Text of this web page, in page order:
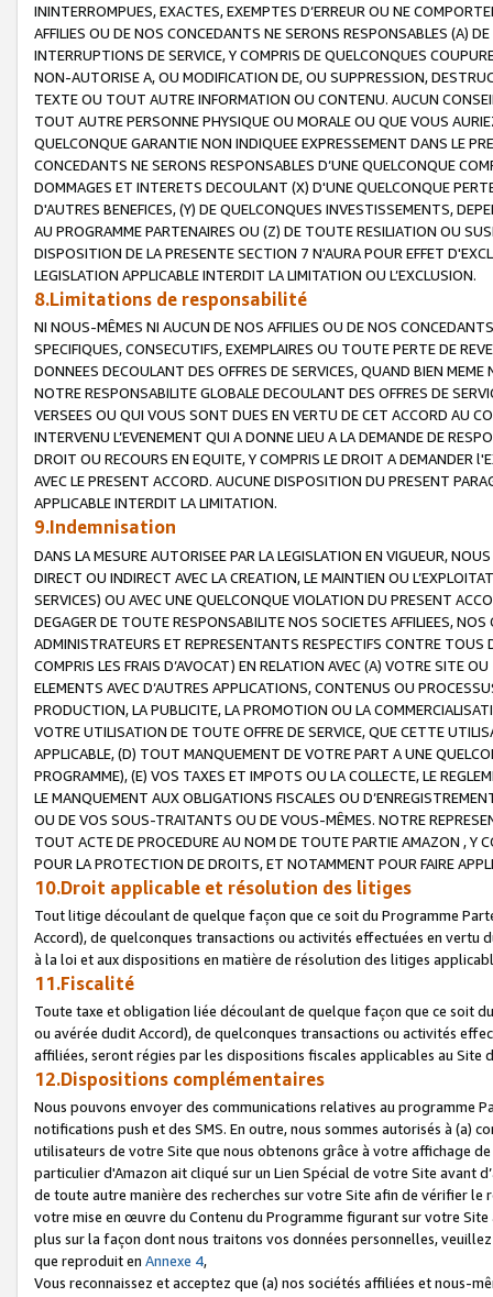
ININTERROMPUES, EXACTES, EXEMPTES D’ERREUR OU NE
AFFILIES OU DE NOS CONCEDANTS NE SERONS RESPONSABLES (A)
INTERRUPTIONS DE SERVICE, Y COMPRIS DE QUELCONQUES
NON-AUTORISE A, OU MODIFICATION DE, OU SUPPRESSION,
TEXTE OU TOUT AUTRE INFORMATION OU CONTENU. AUCUN
TOUT AUTRE PERSONNE PHYSIQUE OU MORALE OU QUE VOUS
QUELCONQUE GARANTIE NON INDIQUEE EXPRESSEMENT DANS LE
CONCEDANTS NE SERONS RESPONSABLES D’UNE QUELCONQUE
DOMMAGES ET INTERETS DECOULANT (X) D'UNE QUELCONQUE
D'AUTRES BENEFICES, (Y) DE QUELCONQUES INVESTISSEMENTS,
AU PROGRAMME PARTENAIRES OU (Z) DE TOUTE RESILIATION OU
DISPOSITION DE LA PRESENTE SECTION 7 N'AURA POUR EFFET
LEGISLATION APPLICABLE INTERDIT LA LIMITATION OU L’EXCLUSION.
8.Limitations de responsabilité
NI NOUS-MÊMES NI AUCUN DE NOS AFFILIES OU DE NOS
SPECIFIQUES, CONSECUTIFS, EXEMPLAIRES OU TOUTE PERTE DE
DONNEES DECOULANT DES OFFRES DE SERVICES, QUAND BIEN
NOTRE RESPONSABILITE GLOBALE DECOULANT DES OFFRES DE
VERSEES OU QUI VOUS SONT DUES EN VERTU DE CET ACCORD AU
INTERVENU L’EVENEMENT QUI A DONNE LIEU A LA DEMANDE DE
DROIT OU RECOURS EN EQUITE, Y COMPRIS LE DROIT A DEMANDER
AVEC LE PRESENT ACCORD. AUCUNE DISPOSITION DU PRESENT
APPLICABLE INTERDIT LA LIMITATION.
9.Indemnisation
DANS LA MESURE AUTORISEE PAR LA LEGISLATION EN VIGUEUR,
DIRECT OU INDIRECT AVEC LA CREATION, LE MAINTIEN OU
SERVICES) OU AVEC UNE QUELCONQUE VIOLATION DU PRESENT
DEGAGER DE TOUTE RESPONSABILITE NOS SOCIETES AFFILIEES,
ADMINISTRATEURS ET REPRESENTANTS RESPECTIFS CONTRE
COMPRIS LES FRAIS D’AVOCAT) EN RELATION AVEC (A) VOTRE SITE
ELEMENTS AVEC D’AUTRES APPLICATIONS, CONTENUS OU
PRODUCTION, LA PUBLICITE, LA PROMOTION OU LA
VOTRE UTILISATION DE TOUTE OFFRE DE SERVICE, QUE CETTE
APPLICABLE, (D) TOUT MANQUEMENT DE VOTRE PART A UNE
PROGRAMME), (E) VOS TAXES ET IMPOTS OU LA COLLECTE, LE
LE MANQUEMENT AUX OBLIGATIONS FISCALES OU
OU DE VOS SOUS-TRAITANTS OU DE VOUS-MÊMES. NOTRE
TOUT ACTE DE PROCEDURE AU NOM DE TOUTE PARTIE AMAZON , Y
POUR LA PROTECTION DE DROITS, ET NOTAMMENT POUR FAIRE
10.Droit applicable et résolution des litiges
Tout litige découlant de quelque façon que ce soit du Programme
Accord), de quelconques transactions ou activités effectuées en vertu
à la loi et aux dispositions en matière de résolution des litiges
11.Fiscalité
Toute taxe et obligation liée découlant de quelque façon que ce soit
ou avérée dudit Accord), de quelconques transactions ou activités
affiliées, seront régies par les dispositions fiscales applicables au Site
12.Dispositions complémentaires
Nous pouvons envoyer des communications relatives au programme
notifications push et des SMS. En outre, nous sommes autorisés à
utilisateurs de votre Site que nous obtenons grâce à votre affichage
particulier d'Amazon ait cliqué sur un Lien Spécial de votre Site avant
de toute autre manière des recherches sur votre Site afin de vérifier
votre mise en œuvre du Contenu du Programme figurant sur votre
plus sur la façon dont nous traitons vos données personnelles,
que reproduit en Annexe 4,
Vous reconnaissez et acceptez que (a) nos sociétés affiliées et nous-